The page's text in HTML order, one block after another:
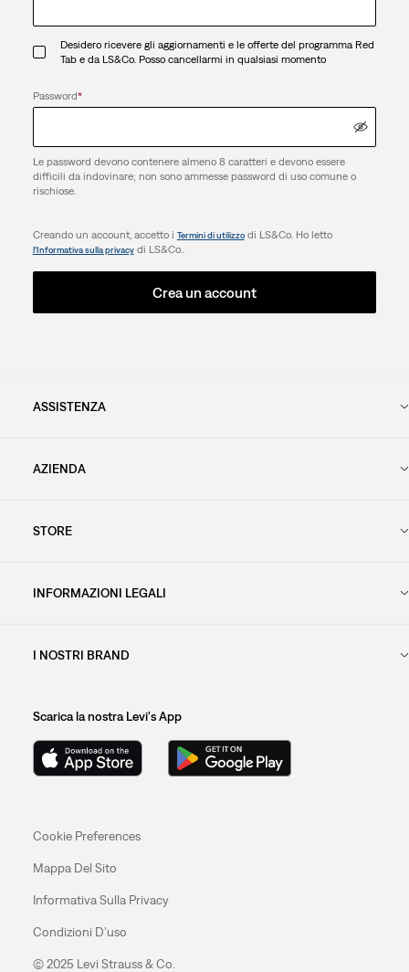
Desidero ricevere gli aggiornamenti e le offerte del programma Red
Tab e da LS&Co. Posso cancellarmi in qualsiasi momento
Password*
Le password devono contenere almeno 8 caratteri e devono essere
difficili da indovinare; non sono ammesse password di uso comune o
rischiose.
Creando un account, accetto i Termini di utilizzodi LS&Co. Ho letto
l’Informativa sulla privacydi LS&Co..
Crea un account
ASSISTENZA
AZIENDA
STORE
INFORMAZIONI LEGALI
I NOSTRI BRAND
Scarica la nostra Levi's App
Cookie Preferences
Mappa Del Sito
Informativa Sulla Privacy
Condizioni D’uso
© 2025 Levi Strauss & Co.